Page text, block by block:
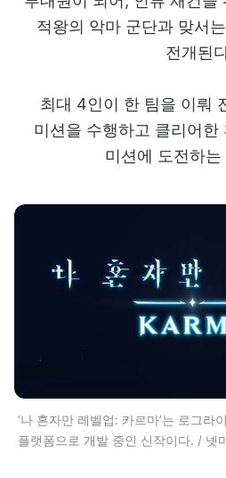
적왕의 악마 군단과 맞서
전개된
최대 4인이 한 팀을 이뤄
미션을 수행하고 클리어한
미션에 도전하는
‘나 혼자만 레벨업: 카르마’는 로그라
플랫폼으로 개발 중인 신작이다. / 넷